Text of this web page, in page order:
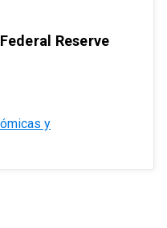
Reserve
y